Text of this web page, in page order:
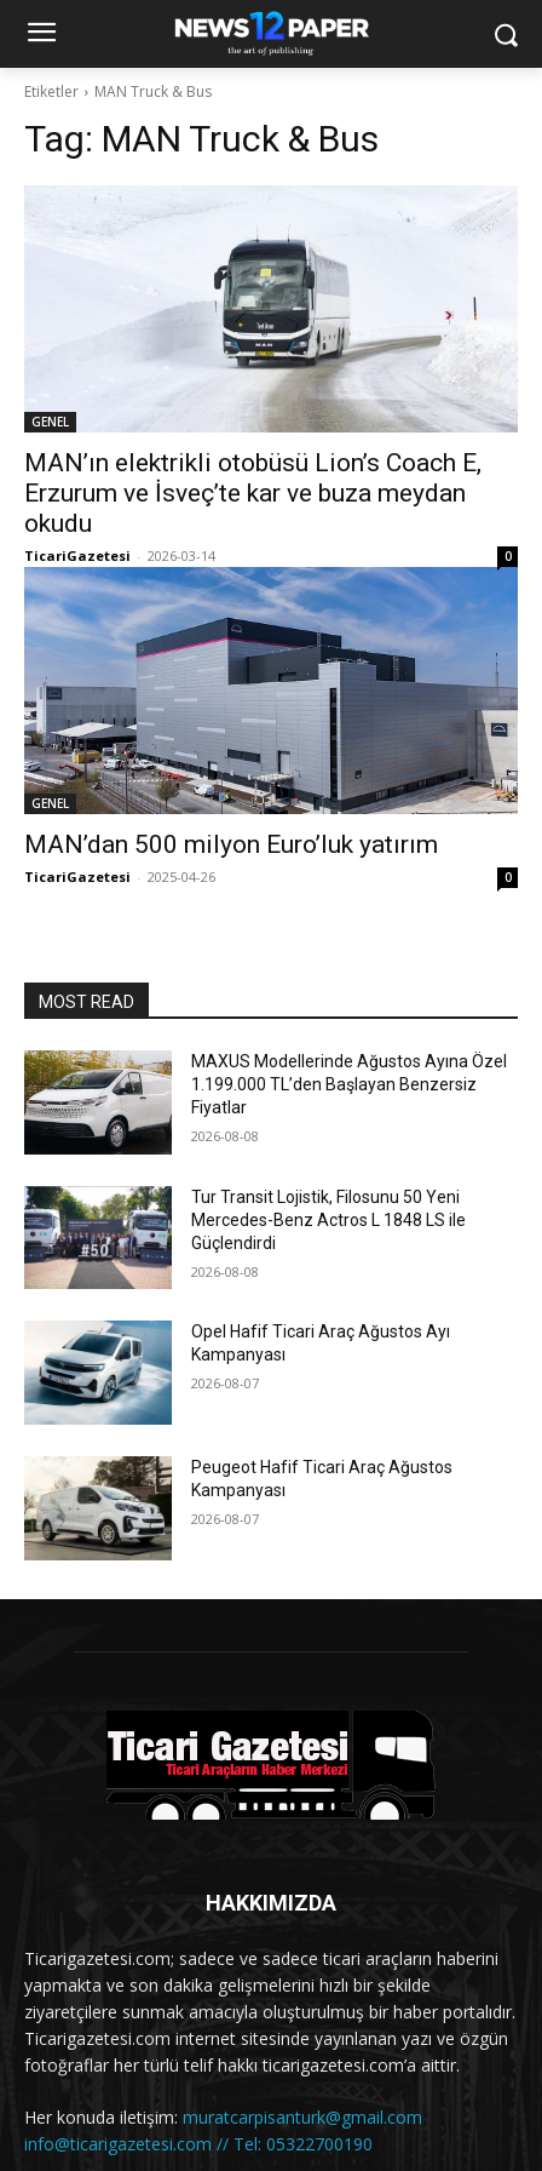
Etiketler MAN Truck & Bus
Tag: MAN Truck & Bus
GENEL
MAN’ın elektrikli otobüsü Lion’s Coach E,
Erzurum ve İsveç’te kar ve buza meydan
okudu
TicariGazetesi - 2026-03-14 0
GENEL
MAN’dan 500 milyon Euro’luk yatırım
TicariGazetesi - 2025-04-26 0
MOST READ
MAXUS Modellerinde Ağustos Ayına Özel
1.199.000 TL’den Başlayan Benzersiz
Fiyatlar
2026-08-08
Tur Transit Lojistik, Filosunu 50 Yeni
Mercedes-Benz Actros L 1848 LS ile
Güçlendirdi
2026-08-08
Opel Hafif Ticari Araç Ağustos Ayı
Kampanyası
2026-08-07
Peugeot Hafif Ticari Araç Ağustos
Kampanyası
2026-08-07
HAKKIMIZDA
Ticarigazetesi.com; sadece ve sadece ticari araçların haberini
yapmakta ve son dakika gelişmelerini hızlı bir şekilde
ziyaretçilere sunmak amacıyla oluşturulmuş bir haber portalıdır.
Ticarigazetesi.com internet sitesinde yayınlanan yazı ve özgün
fotoğraflar her türlü telif hakkı ticarigazetesi.com’a aittir.
Her konuda iletişim: muratcarpisanturk@gmail.com
info@ticarigazetesi.com // Tel: 05322700190